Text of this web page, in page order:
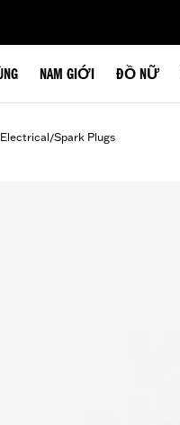
NAM GIỚI ĐỒ NỮ
/Spark Plugs